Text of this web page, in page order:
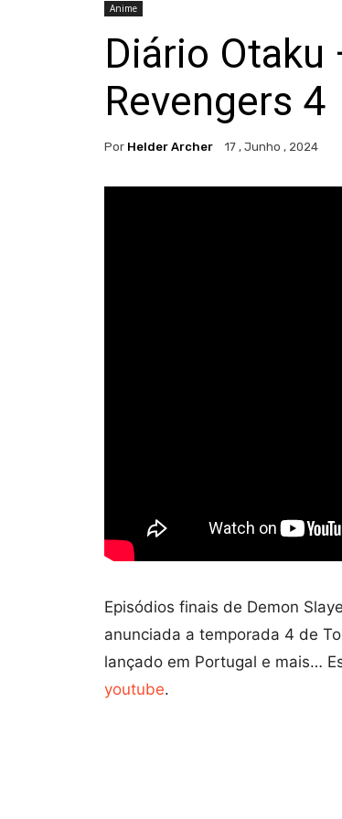
Anime
Diário Otaku
Revengers 4
Por Helder Archer 17 , Junho , 2024
Episódios finais de Demon
anunciada a temporada 4 de
lançado em Portugal e mais…
youtube.